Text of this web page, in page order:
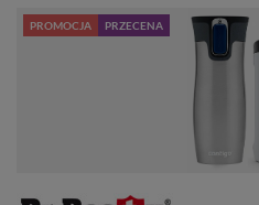
PROMOCJA PRZECENA